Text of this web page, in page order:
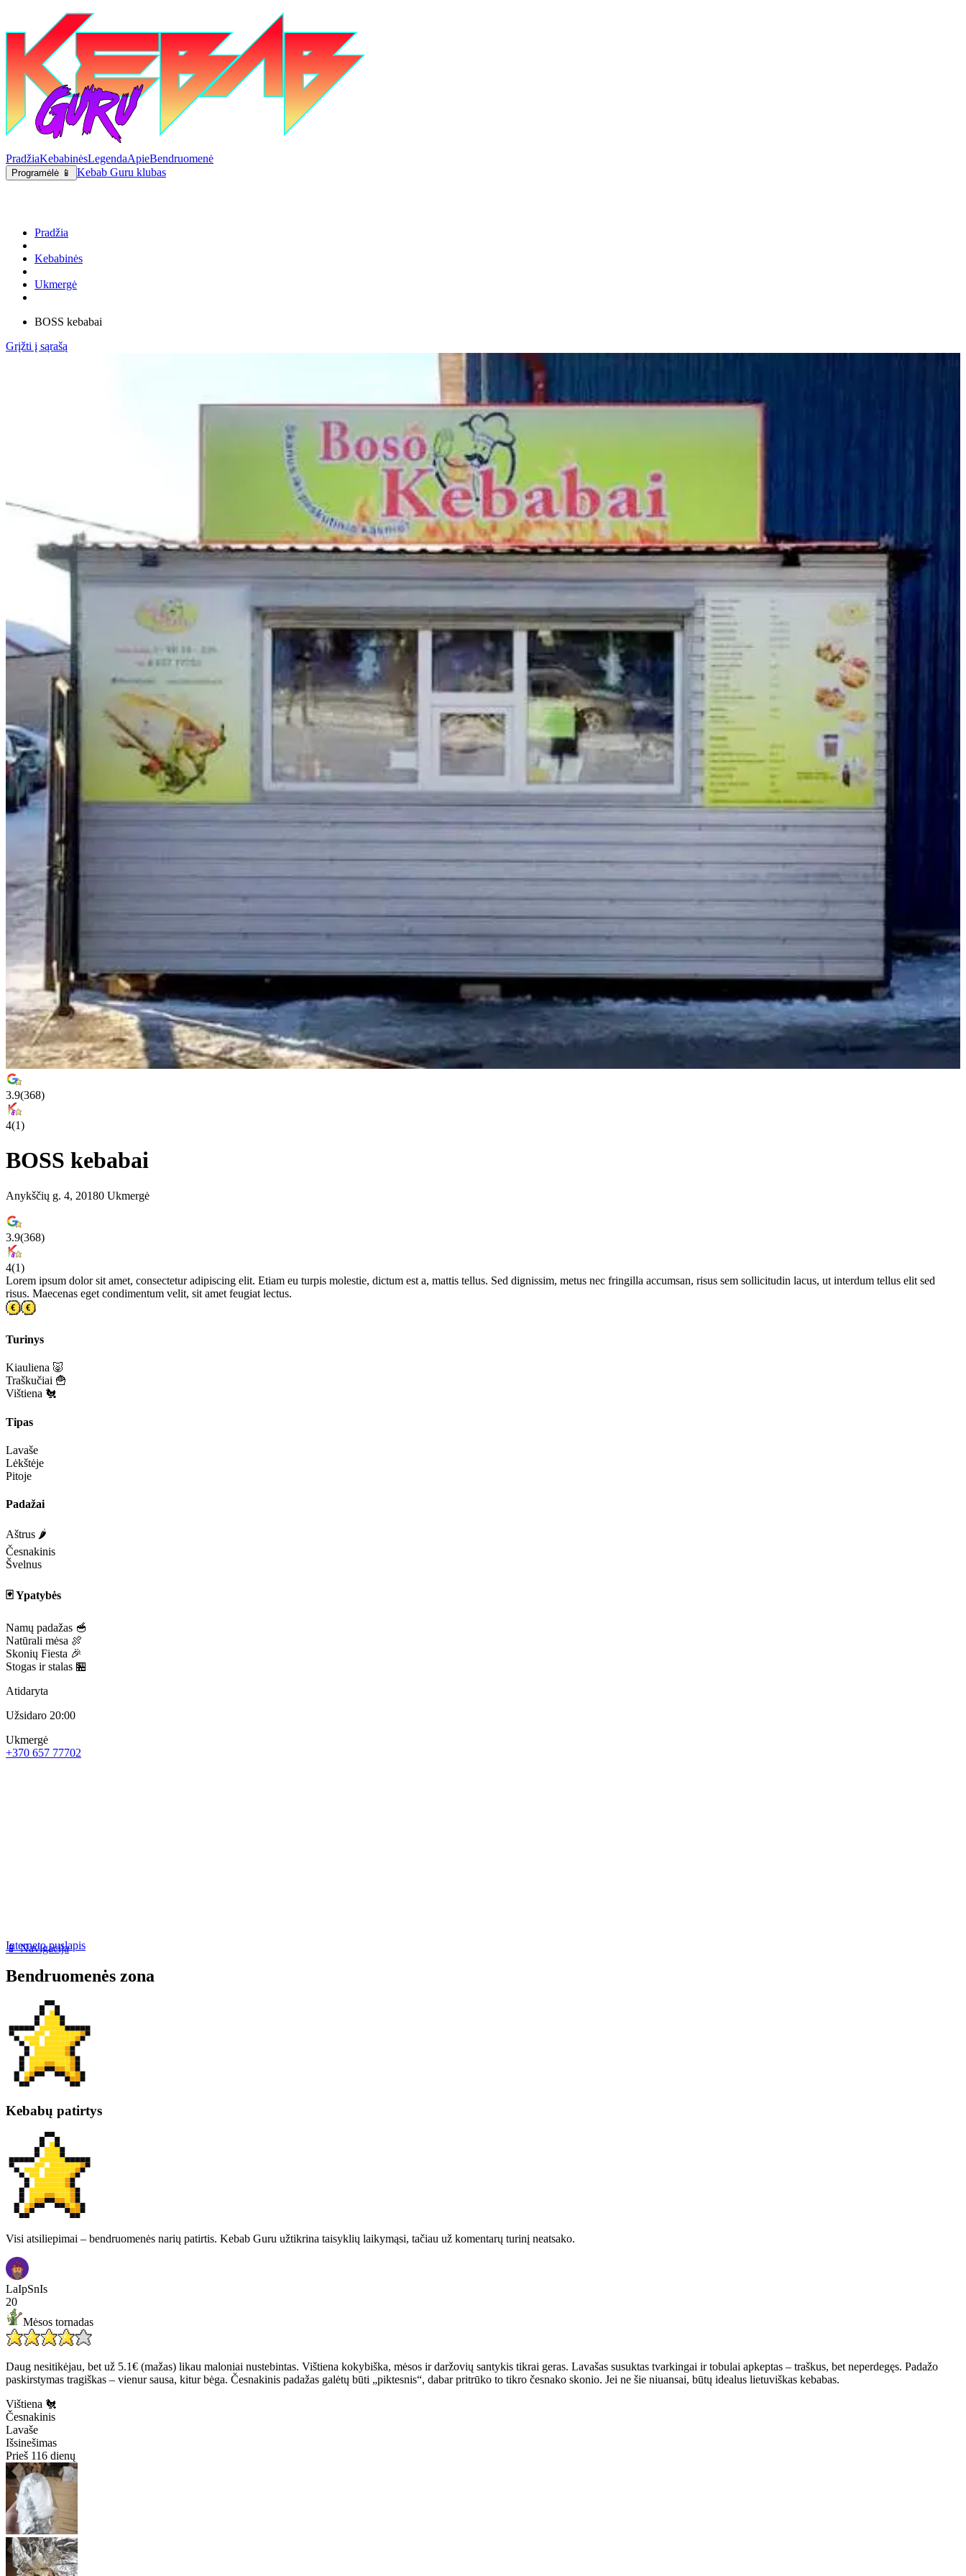
PradžiaKebabinėsLegendaApieBendruomenė
Programėlė 📱 Kebab Guru klubas
Pradžia
Kebabinės
Ukmergė
BOSS kebabai
Grįžti į sąrašą
3.9(368)
4(1)
BOSS kebabai
Anykščių g. 4, 20180 Ukmergė
3.9(368)
4(1)
Lorem ipsum dolor sit amet, consectetur adipiscing elit. Etiam eu turpis molestie, dictum est a, mattis tellus. Sed dignissim, metus nec fringilla accumsan, risus sem sollicitudin lacus, ut interdum tellus elit sed
risus. Maecenas eget condimentum velit, sit amet feugiat lectus.
Turinys
Kiauliena 🐷
Traškučiai 🍟
Vištiena 🐔
Tipas
Lavaše
Lėkštėje
Pitoje
Padažai
Aštrus 🌶️
Česnakinis
Švelnus
🃏 Ypatybės
Namų padažas 🥣
Natūrali mėsa 🍖
Skonių Fiesta 🎉
Stogas ir stalas 🏪
Atidaryta
Užsidaro 20:00
Ukmergė
+370 657 77702
📱 Navigacija
Interneto puslapis
Bendruomenės zona
Kebabų patirtys
Visi atsiliepimai – bendruomenės narių patirtis. Kebab Guru užtikrina taisyklių laikymąsi, tačiau už komentarų turinį neatsako.
LaIpSnIs
20
Mėsos tornadas
Daug nesitikėjau, bet už 5.1€ (mažas) likau maloniai nustebintas. Vištiena kokybiška, mėsos ir daržovių santykis tikrai geras. Lavašas susuktas tvarkingai ir tobulai apkeptas – traškus, bet neperdegęs. Padažo
paskirstymas tragiškas – vienur sausa, kitur bėga. Česnakinis padažas galėtų būti „piktesnis“, dabar pritrūko to tikro česnako skonio. Jei ne šie niuansai, būtų idealus lietuviškas kebabas.
Vištiena 🐔
Česnakinis
Lavaše
Išsinešimas
Prieš 116 dienų